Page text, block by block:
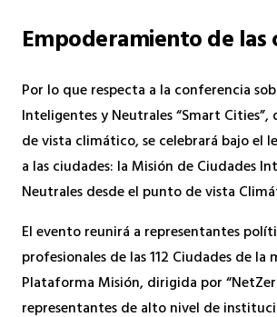
Empoderamiento de las
Por lo que respecta a la conferencia
Inteligentes y Neutrales “Smart
de vista climático, se celebrará bajo el
a las ciudades: la Misión de Ciudades
Neutrales desde el punto de vista
El evento reunirá a representantes
profesionales de las 112 Ciudades de la
Plataforma Misión, dirigida por
representantes de alto nivel de